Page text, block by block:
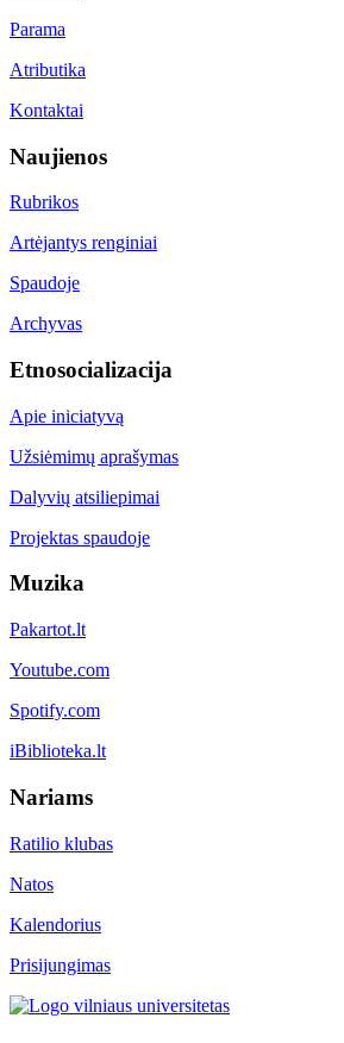
Parama
Atributika
Kontaktai
Naujienos
Rubrikos
Artėjantys renginiai
Spaudoje
Archyvas
Etnosocializacija
Apie iniciatyvą
Užsiėmimų aprašymas
Dalyvių atsiliepimai
Projektas spaudoje
Muzika
Pakartot.lt
Youtube.com
Spotify.com
iBiblioteka.lt
Nariams
Ratilio klubas
Natos
Kalendorius
Prisijungimas